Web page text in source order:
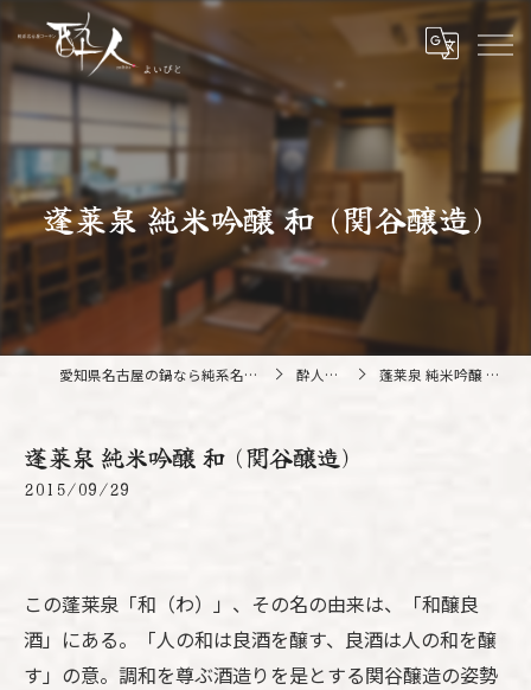
蓬莱泉 純米吟醸 和 (関谷醸造)
愛知県名古屋の鍋なら純系名古屋コーチン 酔人 酔人ブログ 蓬莱泉 純米吟醸 和 (関谷醸造)
蓬莱泉 純米吟醸 和 (関谷醸造)
2015/09/29
この蓬莱泉「和（わ）」、その名の由来は、「和醸良
酒」にある。「人の和は良酒を醸す、良酒は人の和を醸
す」の意。調和を尊ぶ酒造りを是とする関谷醸造の姿勢